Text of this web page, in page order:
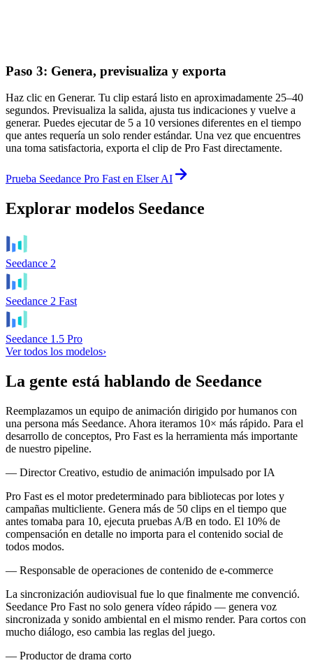
Paso 3: Genera, previsualiza y exporta
Haz clic en Generar. Tu clip estará listo en aproximadamente 25–40
segundos. Previsualiza la salida, ajusta tus indicaciones y vuelve a
generar. Puedes ejecutar de 5 a 10 versiones diferentes en el tiempo
que antes requería un solo render estándar. Una vez que encuentres
una toma satisfactoria, exporta el clip de Pro Fast directamente.
Prueba Seedance Pro Fast en Elser AI
Explorar modelos Seedance
Seedance 2
Seedance 2 Fast
Seedance 1.5 Pro
Ver todos los modelos›
La gente está hablando de Seedance
Reemplazamos un equipo de animación dirigido por humanos con
una persona más Seedance. Ahora iteramos 10× más rápido. Para el
desarrollo de conceptos, Pro Fast es la herramienta más importante
de nuestro pipeline.
— Director Creativo, estudio de animación impulsado por IA
Pro Fast es el motor predeterminado para bibliotecas por lotes y
campañas multicliente. Genera más de 50 clips en el tiempo que
antes tomaba para 10, ejecuta pruebas A/B en todo. El 10% de
compensación en detalle no importa para el contenido social de
todos modos.
— Responsable de operaciones de contenido de e-commerce
La sincronización audiovisual fue lo que finalmente me convenció.
Seedance Pro Fast no solo genera vídeo rápido — genera voz
sincronizada y sonido ambiental en el mismo render. Para cortos con
mucho diálogo, eso cambia las reglas del juego.
— Productor de drama corto